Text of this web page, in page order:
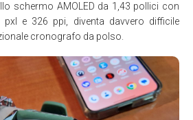
schermo AMOLED da 1,43 pollici con
e 326 ppi, diventa davvero difficile
cronografo da polso.